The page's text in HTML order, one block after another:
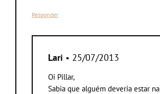
Responder
Lari • 25/07/2013
Oi Pillar,
Sabia que alguém deveria estar na